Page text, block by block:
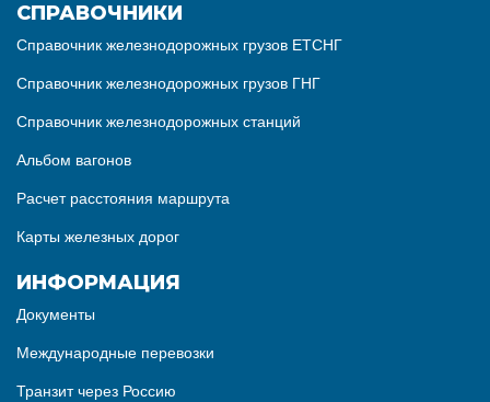
СПРАВОЧНИКИ
Справочник железнодорожных грузов ЕТСНГ
Справочник железнодорожных грузов ГНГ
Справочник железнодорожных станций
Альбом вагонов
Расчет расстояния маршрута
Карты железных дорог
ИНФОРМАЦИЯ
Документы
Международные перевозки
Транзит через Россию